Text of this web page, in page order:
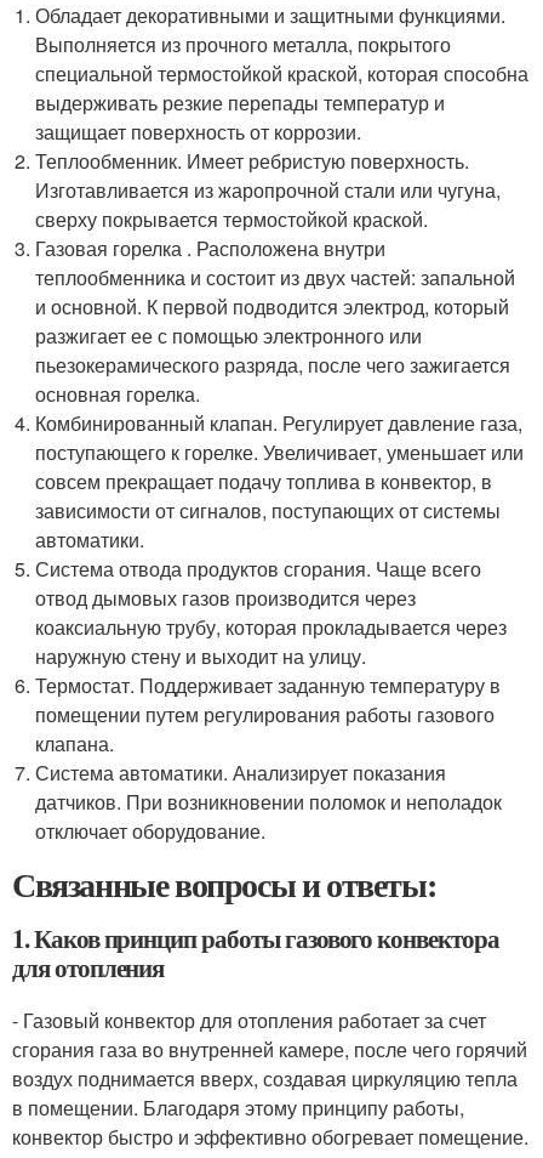
Обладает декоративными и защитными функциями.
Выполняется из прочного металла, покрытого
специальной термостойкой краской, которая способна
выдерживать резкие перепады температур и
защищает поверхность от коррозии.
Теплообменник. Имеет ребристую поверхность.
Изготавливается из жаропрочной стали или чугуна,
сверху покрывается термостойкой краской.
Газовая горелка . Расположена внутри
теплообменника и состоит из двух частей: запальной
и основной. К первой подводится электрод, который
разжигает ее с помощью электронного или
пьезокерамического разряда, после чего зажигается
основная горелка.
Комбинированный клапан. Регулирует давление газа,
поступающего к горелке. Увеличивает, уменьшает или
совсем прекращает подачу топлива в конвектор, в
зависимости от сигналов, поступающих от системы
автоматики.
Система отвода продуктов сгорания. Чаще всего
отвод дымовых газов производится через
коаксиальную трубу, которая прокладывается через
наружную стену и выходит на улицу.
Термостат. Поддерживает заданную температуру в
помещении путем регулирования работы газового
клапана.
Система автоматики. Анализирует показания
датчиков. При возникновении поломок и неполадок
отключает оборудование.
Связанные вопросы и ответы:
1. Каков принцип работы газового конвектора
для отопления
- Газовый конвектор для отопления работает за счет
сгорания газа во внутренней камере, после чего горячий
воздух поднимается вверх, создавая циркуляцию тепла
в помещении. Благодаря этому принципу работы,
конвектор быстро и эффективно обогревает помещение.